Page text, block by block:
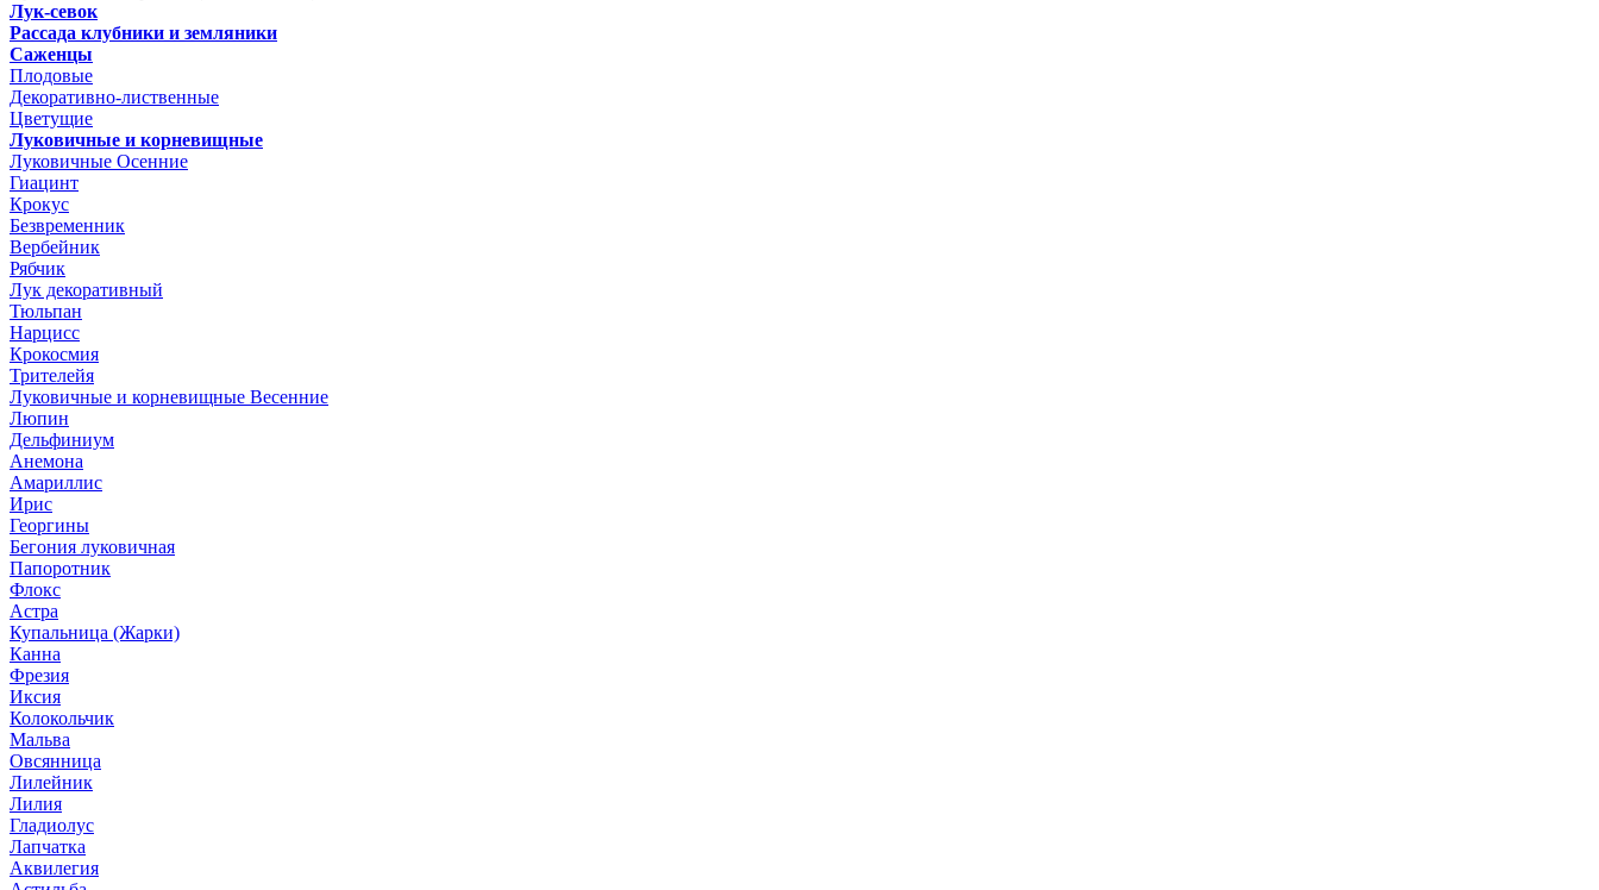
Лук-севок
Рассада клубники и земляники
Саженцы
Плодовые
Декоративно-лиственные
Цветущие
Луковичные и корневищные
Луковичные Осенние
Гиацинт
Крокус
Безвременник
Вербейник
Рябчик
Лук декоративный
Тюльпан
Нарцисс
Крокосмия
Трителейя
Луковичные и корневищные Весенние
Люпин
Дельфиниум
Анемона
Амариллис
Ирис
Георгины
Бегония луковичная
Папоротник
Флокс
Астра
Купальница (Жарки)
Канна
Фрезия
Иксия
Колокольчик
Мальва
Овсянница
Лилейник
Лилия
Гладиолус
Лапчатка
Аквилегия